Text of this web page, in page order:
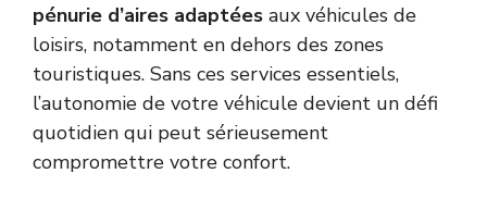
pénurie d’aires adaptées aux véhicules de
loisirs, notamment en dehors des zones
touristiques. Sans ces services essentiels,
l’autonomie de votre véhicule devient un défi
quotidien qui peut sérieusement
compromettre votre confort.